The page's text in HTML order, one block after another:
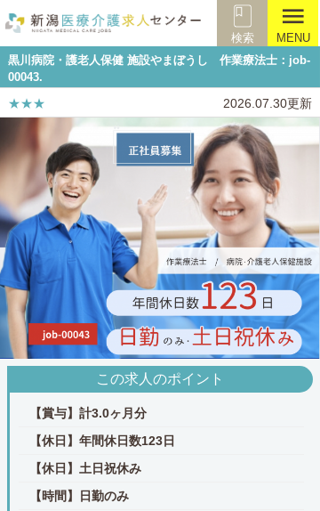
検索
menu
MENU
黒川病院・護老人保健 施設やまぼうし 作業療法士：job-
00043.
★★★ 2026.07.30更新
この求人のポイント
【賞与】計3.0ヶ月分
【休日】年間休日数123日
【休日】土日祝休み
【時間】日勤のみ